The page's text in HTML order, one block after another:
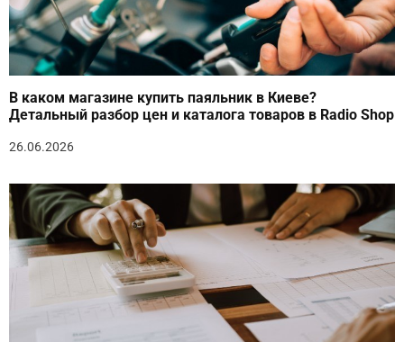
В каком магазине купить паяльник в Киеве?
Детальный разбор цен и каталога товаров в Radio Shop
26.06.2026